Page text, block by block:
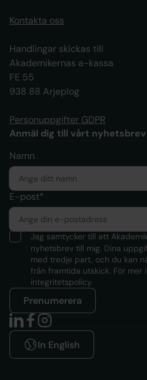
In English
Kontakta oss
Handlingar skickas till
Akademikernas a-kassa
FE 55
938 88 Arjeplog
Personuppgifter GDPR
Anmäl dig till vårt nyhetsbrev
Namn
E-post*
Jag samtycker till att
nyhetsbrev till mig. Dina
med tredje part, och du kan
från framtida utskick. För mer
integritetspolicy.
Prenumerera